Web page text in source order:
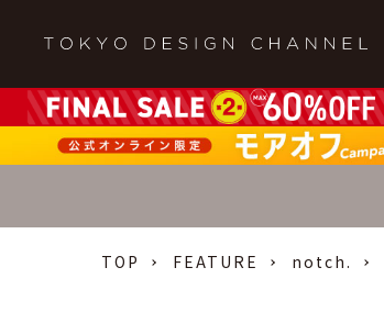
TOP FEATURE notch.